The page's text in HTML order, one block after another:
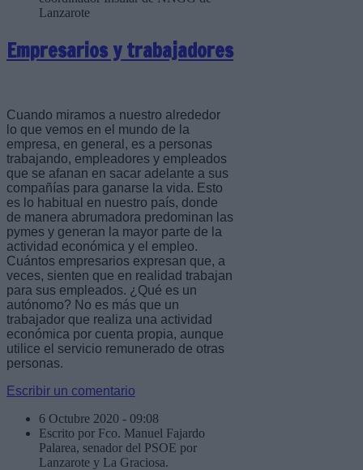
Lanzarote
Empresarios y trabajadores
Cuando miramos a nuestro alrededor
lo que vemos en el mundo de la
empresa, en general, es a personas
trabajando, empleadores y empleados
que se afanan en sacar adelante a sus
compañías para ganarse la vida. Esto
es lo habitual en nuestro país, donde
de manera abrumadora predominan las
pymes y generan la mayor parte de la
actividad económica y el empleo.
Cuántos empresarios expresan que, a
veces, sienten que en realidad trabajan
para sus empleados. ¿Qué es un
autónomo? No es más que un
trabajador que realiza una actividad
económica por cuenta propia, aunque
utilice el servicio remunerado de otras
personas.
Escribir un comentario
6 Octubre 2020 - 09:08
Escrito por Fco. Manuel Fajardo
Palarea, senador del PSOE por
Lanzarote y La Graciosa.